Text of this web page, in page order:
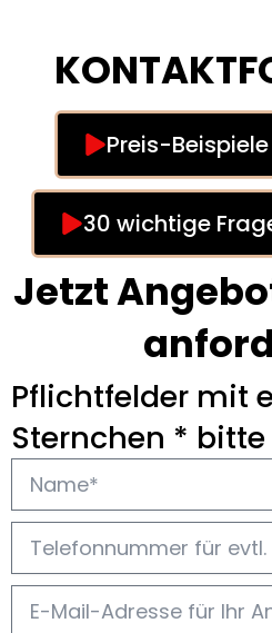
Preis-
30 wichtige
Jetzt
Pflichtfelder mit
Sternchen *